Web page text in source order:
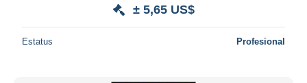
± 5,65 US$
Estatus Profesional